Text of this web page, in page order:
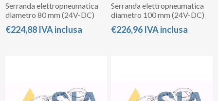
Serranda elettropneumatica
diametro 80 mm (24V-DC)
€224,88 IVA inclusa
Serranda elettropneumatica
diametro 100 mm (24V-DC)
€226,96 IVA inclusa